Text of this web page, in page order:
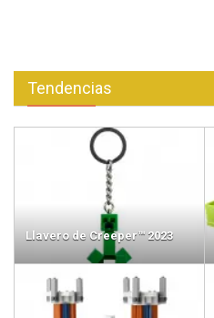
Tendencias
Llavero de Creeper™ 2023